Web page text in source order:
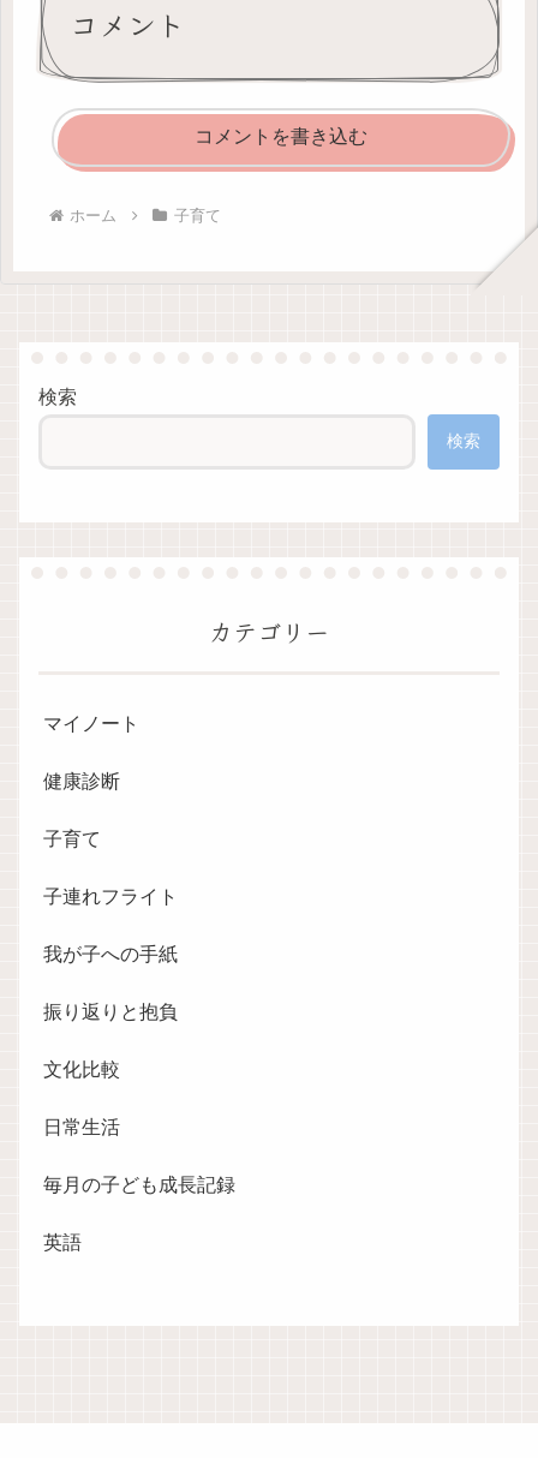
コメント
コメントを書き込む
ホーム 子育て
検索
検索
カテゴリー
マイノート
健康診断
子育て
子連れフライト
我が子への手紙
振り返りと抱負
文化比較
日常生活
毎月の子ども成長記録
英語